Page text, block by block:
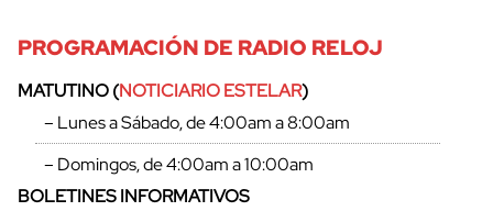
PROGRAMACIÓN DE RADIO RELOJ
MATUTINO (NOTICIARIO ESTELAR)
– Lunes a Sábado, de 4:00am a 8:00am
– Domingos, de 4:00am a 10:00am
BOLETINES INFORMATIVOS